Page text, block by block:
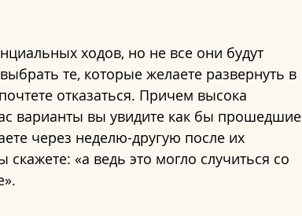
ходов, но не все они будут
те, которые желаете развернуть в
отказаться. Причем высока
варианты вы увидите как бы прошедшие
через неделю-другую после их
«а ведь это могло случиться со